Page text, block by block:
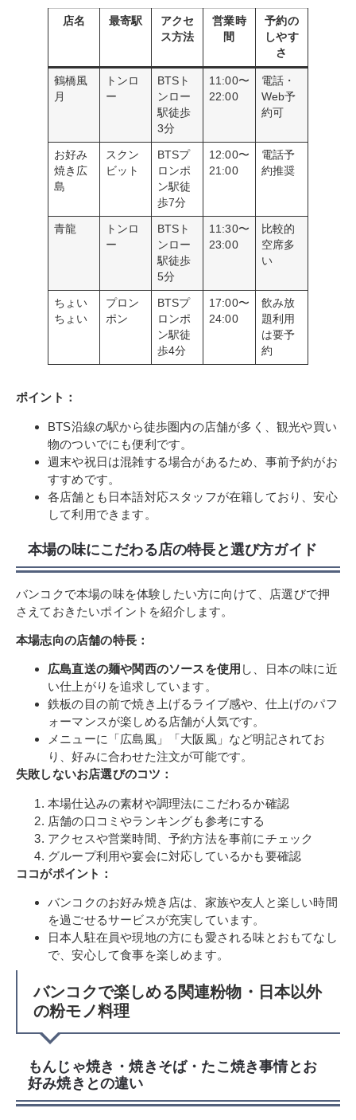
店名 最寄駅
アクセ
ス方法
営業時
間
予約の
しやす
さ
鶴橋風
月
トンロ
ー
BTSト
ンロー
駅徒歩
3分
11:00〜
22:00
電話・
Web予
約可
お好み
焼き広
島
スクン
ビット
BTSプ
ロンポ
ン駅徒
歩7分
12:00〜
21:00
電話予
約推奨
青龍
トンロ
ー
BTSト
ンロー
駅徒歩
5分
11:30〜
23:00
比較的
空席多
い
ちょい
ちょい
プロン
ポン
BTSプ
ロンポ
ン駅徒
歩4分
17:00〜
24:00
飲み放
題利用
は要予
約
ポイント：
BTS沿線の駅から徒歩圏内の店舗が多く、観光や買い
物のついでにも便利です。
週末や祝日は混雑する場合があるため、事前予約がお
すすめです。
各店舗とも日本語対応スタッフが在籍しており、安心
して利用できます。
本場の味にこだわる店の特長と選び方ガイド
バンコクで本場の味を体験したい方に向けて、店選びで押
さえておきたいポイントを紹介します。
本場志向の店舗の特長：
広島直送の麺や関西のソースを使用 し、日本の味に近
い仕上がりを追求しています。
鉄板の目の前で焼き上げるライブ感や、仕上げのパフ
ォーマンスが楽しめる店舗が人気です。
メニューに「広島風」「大阪風」など明記されてお
り、好みに合わせた注文が可能です。
失敗しないお店選びのコツ：
本場仕込みの素材や調理法にこだわるか確認
店舗の口コミやランキングも参考にする
アクセスや営業時間、予約方法を事前にチェック
グループ利用や宴会に対応しているかも要確認
ココがポイント：
バンコクのお好み焼き店は、家族や友人と楽しい時間
を過ごせるサービスが充実しています。
日本人駐在員や現地の方にも愛される味とおもてなし
で、安心して食事を楽しめます。
バンコクで楽しめる関連粉物・日本以外
の粉モノ料理
もんじゃ焼き・焼きそば・たこ焼き事情とお
好み焼きとの違い